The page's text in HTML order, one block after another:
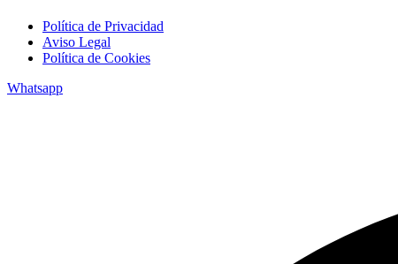
Política de Privacidad
Aviso Legal
Política de Cookies
Whatsapp